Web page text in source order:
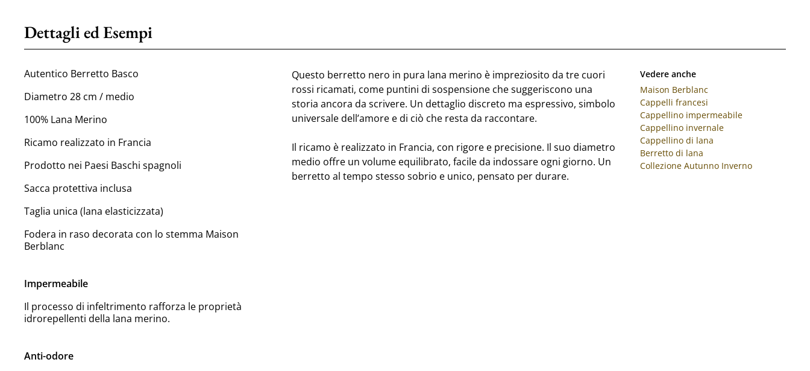
Dettagli ed Esempi
Autentico Berretto Basco
Diametro 28 cm / medio
100% Lana Merino
Ricamo realizzato in Francia
Prodotto nei Paesi Baschi spagnoli
Sacca protettiva inclusa
Taglia unica (lana elasticizzata)
Fodera in raso decorata con lo stemma Maison
Berblanc
Impermeabile
Il processo di infeltrimento rafforza le proprietà
idrorepellenti della lana merino.
Anti-odore
Questo berretto nero in pura lana merino è impreziosito da tre cuori
rossi ricamati, come puntini di sospensione che suggeriscono una
storia ancora da scrivere. Un dettaglio discreto ma espressivo, simbolo
universale dell’amore e di ciò che resta da raccontare.
Il ricamo è realizzato in Francia, con rigore e precisione. Il suo diametro
medio offre un volume equilibrato, facile da indossare ogni giorno. Un
berretto al tempo stesso sobrio e unico, pensato per durare.
Vedere anche
Maison Berblanc
Cappelli francesi
Cappellino impermeabile
Cappellino invernale
Cappellino di lana
Berretto di lana
Collezione Autunno Inverno